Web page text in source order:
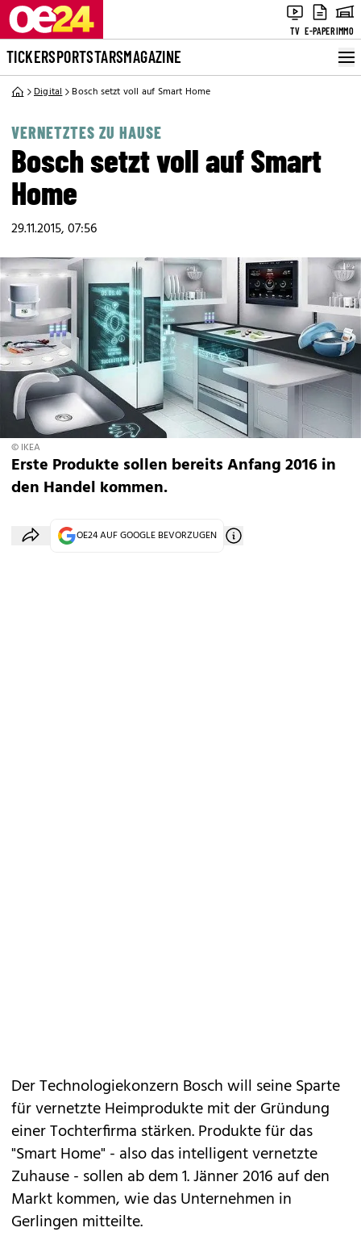
TV E-PAPERIMMO
TICKERSPORTSTARSMAGAZINE
Digital Bosch setzt voll auf Smart Home
VERNETZTES ZU HAUSE
Bosch setzt voll auf Smart
Home
29.11.2015, 07:56
© IKEA
Erste Produkte sollen bereits Anfang 2016 in
den Handel kommen.
OE24 AUF GOOGLE BEVORZUGEN
Der Technologiekonzern Bosch will seine Sparte
für vernetzte Heimprodukte mit der Gründung
einer Tochterfirma stärken. Produkte für das
"Smart Home" - also das intelligent vernetzte
Zuhause - sollen ab dem 1. Jänner 2016 auf den
Markt kommen, wie das Unternehmen in
Gerlingen mitteilte.